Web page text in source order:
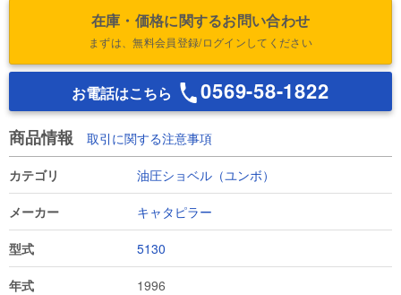
在庫・価格に関するお問い合わせ
まずは、無料会員登録/ログインしてください
お電話はこちら 0569-58-1822
商品情報 取引に関する注意事項
カテゴリ 油圧ショベル（ユンボ）
メーカー キャタピラー
型式 5130
年式 1996